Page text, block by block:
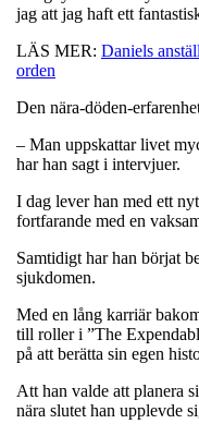
jag att jag haft ett
LÄS MER: Daniels
orden
Den nära-döden-
– Man uppskattar livet
har han sagt i intervjuer.
I dag lever han med ett
fortfarande med en
Samtidigt har han börjat
sjukdomen.
Med en lång karriär
till roller i ”The
på att berätta sin egen
Att han valde att planera
nära slutet han upplevde